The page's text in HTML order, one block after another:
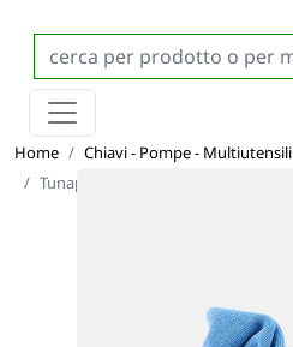
Home
Chiavi - Pompe - Multiutensili
Tunap - Microfiber Cloth (MY24)